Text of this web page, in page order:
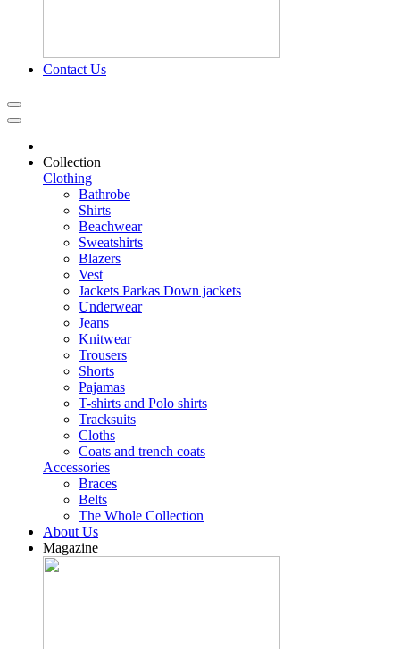
Contact Us
Collection
Clothing
Bathrobe
Shirts
Beachwear
Sweatshirts
Blazers
Vest
Jackets Parkas Down jackets
Underwear
Jeans
Knitwear
Trousers
Shorts
Pajamas
T-shirts and Polo shirts
Tracksuits
Cloths
Coats and trench coats
Accessories
Braces
Belts
The Whole Collection
About Us
Magazine